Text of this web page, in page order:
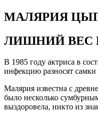
МАЛЯРИЯ
ЛИШНИЙ ВЕС
В 1985 году актриса в
инфекцию разносят
Малярия известна с
было несколько
выздоровела, никто из